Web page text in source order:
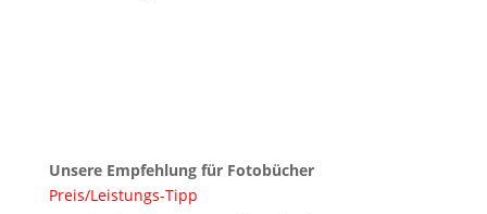
Unsere Empfehlung für Fotobücher
Preis/Leistungs-Tipp